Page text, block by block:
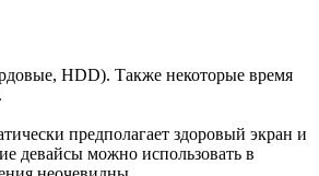
HDD). Также некоторые время
предполагает здоровый экран и
девайсы можно использовать в